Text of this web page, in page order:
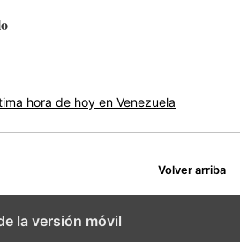
hora de hoy en Venezuela
Volver arriba
la versión móvil